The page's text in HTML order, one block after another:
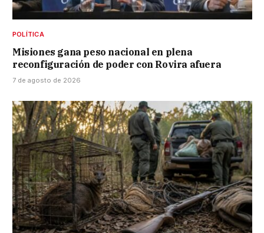
POLÍTICA
Misiones gana peso nacional en plena
reconfiguración de poder con Rovira afuera
7 de agosto de 2026